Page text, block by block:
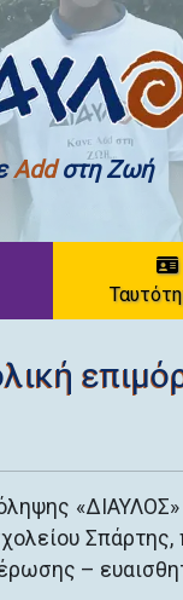
Addστη Ζωή
–